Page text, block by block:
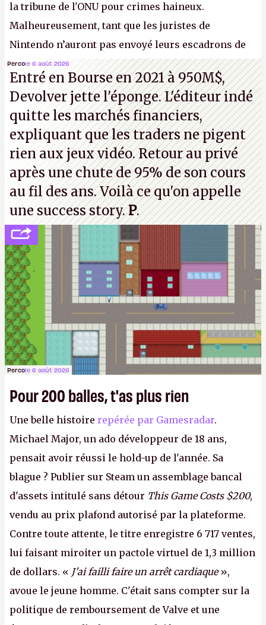
la tribune de l'ONU pour crimes haineux.
Malheureusement, tant que les juristes de
Nintendo n’auront pas envoyé leurs escadrons de
la mort judiciaires pour distribuer du copyright
strike à tour de bras, l'Oncle Sam continuera
d'étaler sa confiture intellectuelle sur vos
souvenirs d'enfance.P.
Percole 6 août 2026
Entré en Bourse en 2021 à 950M$,
Devolver jette l'éponge. L'éditeur indé
quitte les marchés financiers,
expliquant que les traders ne pigent
rien aux jeux vidéo. Retour au privé
après une chute de 95% de son cours
au fil des ans. Voilà ce qu'on appelle
une success story.P.
Percole 6 août 2026
Pour 200 balles, t'as plus rien
Une belle histoire repérée par Gamesradar.
Michael Major, un ado développeur de 18 ans,
pensait avoir réussi le hold-up de l'année. Sa
blague ? Publier sur Steam un assemblage bancal
d'assets intitulé sans détour This Game Costs $200,
vendu au prix plafond autorisé par la plateforme.
Contre toute attente, le titre enregistre 6 717 ventes,
lui faisant miroiter un pactole virtuel de 1,3 million
de dollars. « J'ai failli faire un arrêt cardiaque»,
avoue le jeune homme. C'était sans compter sur la
politique de remboursement de Valve et une